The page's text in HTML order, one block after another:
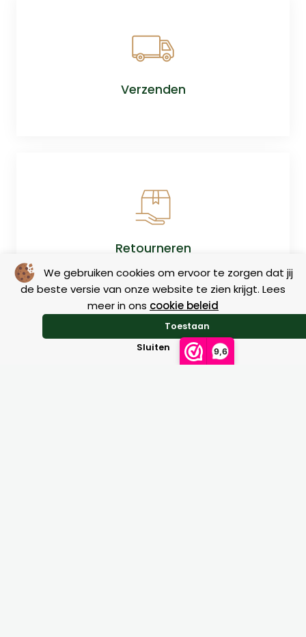
9,6
We gebruiken cookies om ervoor te zorgen dat jij
de beste versie van onze website te zien krijgt. Lees
meer in ons cookie beleid
Toestaan
Sluiten
Verzenden
Retourneren